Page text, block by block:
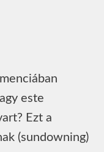
este
Ezt a
(sundowning)